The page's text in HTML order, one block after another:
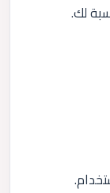
لك.